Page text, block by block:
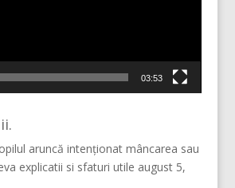
03:53
aruncă intenționat mâncarea sau
explicatii si sfaturi utile august 5,